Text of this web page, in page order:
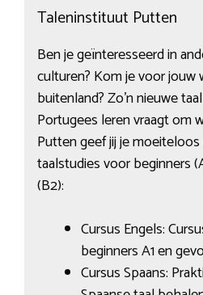
Taleninstituut Putten
Ben je geïnteresseerd in
culturen? Kom je voor jouw
buitenland? Zo’n nieuwe
Portugees leren vraagt om
Putten geef jij je
taalstudies voor beginners
(B2):
Cursus Engels:
beginners A1 en
Cursus Spaans: